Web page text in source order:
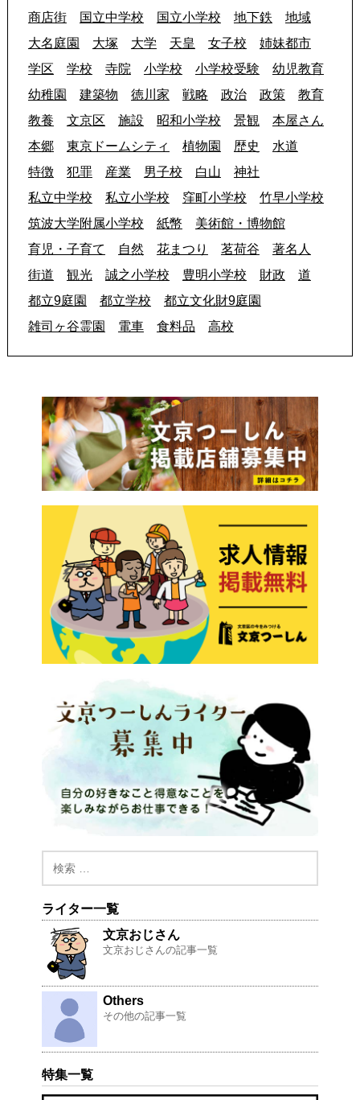
商店街
国立中学校 国立小学校 地下鉄
地域
大名庭園
大塚 大学 天皇 女子校
姉妹都市
学区
学校 寺院 小学校 小学校受験
幼児教育
幼稚園
建築物 徳川家 戦略 政治 政策
教育
教養
文京区 施設 昭和小学校 景観
本屋さん
本郷
東京ドームシティ 植物園 歴史
水道
特徴
犯罪 産業 男子校 白山
神社
私立中学校
私立小学校 窪町小学校
竹早小学校
筑波大学附属小学校
紙幣
美術館・博物館
育児・子育て
自然 花まつり 茗荷谷
著名人
街道
観光 誠之小学校 豊明小学校 財政
道
都立9庭園
都立学校
都立文化財9庭園
雑司ヶ谷霊園
電車 食料品 高校
ライター一覧
文京おじさん
文京おじさんの記事一覧
Others
その他の記事一覧
特集一覧